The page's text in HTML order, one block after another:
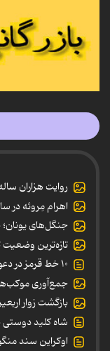
روایت هزاران
اهرام مِروئه در
جنگل‌های
تازه‌ترین وضعیت
۱۰ خط قرمز در دعوای همسران
جمع‌آوری
بازگشت زوار
شاه کلید دوستی
اوکراین سند